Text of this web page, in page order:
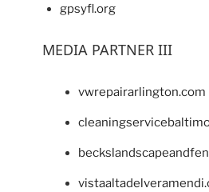
gpsyfl.org
MEDIA PARTNER III
vwrepairarlington.com